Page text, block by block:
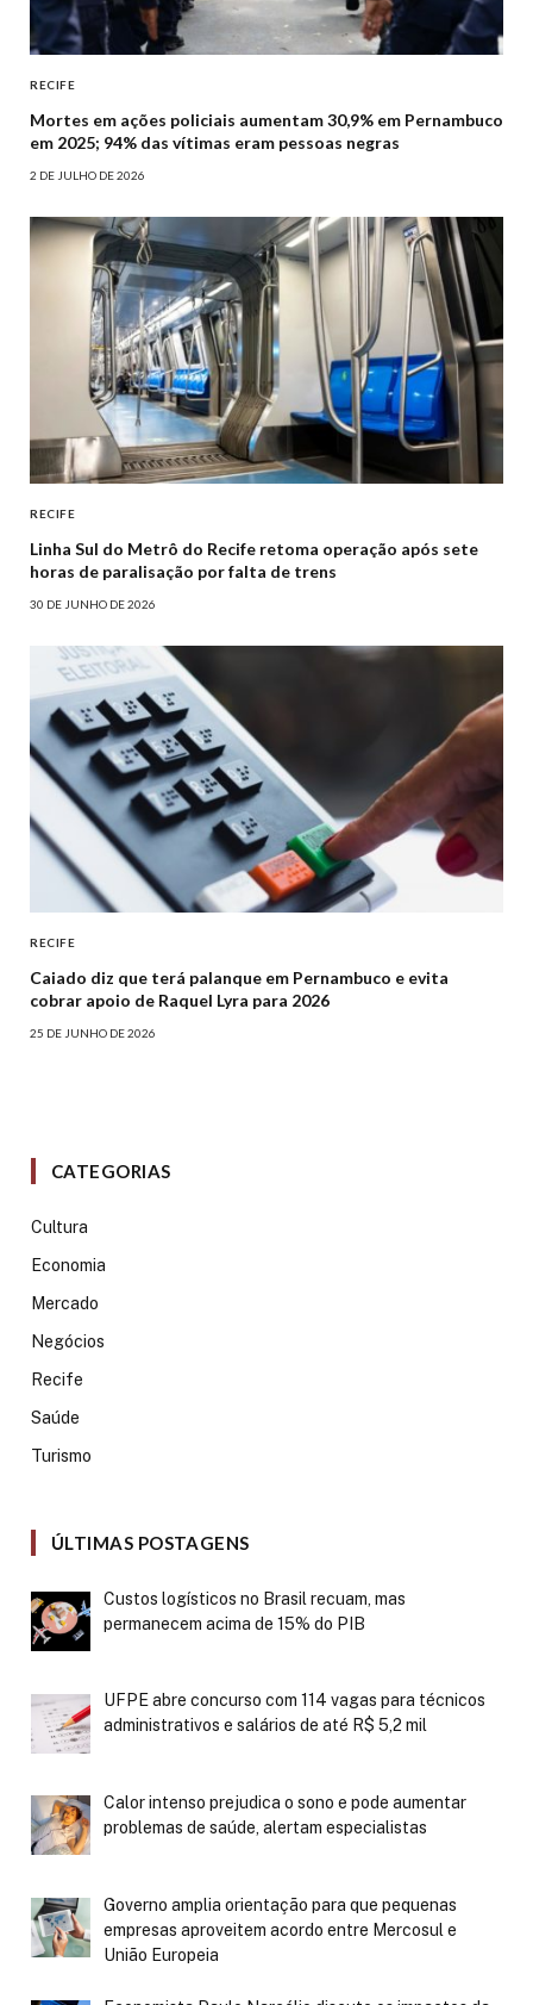
RECIFE
Mortes em ações policiais aumentam 30,9% em Pernambuco
em 2025; 94% das vítimas eram pessoas negras
2 DE JULHO DE 2026
RECIFE
Linha Sul do Metrô do Recife retoma operação após sete
horas de paralisação por falta de trens
30 DE JUNHO DE 2026
RECIFE
Caiado diz que terá palanque em Pernambuco e evita
cobrar apoio de Raquel Lyra para 2026
25 DE JUNHO DE 2026
CATEGORIAS
Cultura
Economia
Mercado
Negócios
Recife
Saúde
Turismo
ÚLTIMAS POSTAGENS
Custos logísticos no Brasil recuam, mas
permanecem acima de 15% do PIB
UFPE abre concurso com 114 vagas para técnicos
administrativos e salários de até R$ 5,2 mil
Calor intenso prejudica o sono e pode aumentar
problemas de saúde, alertam especialistas
Governo amplia orientação para que pequenas
empresas aproveitem acordo entre Mercosul e
União Europeia